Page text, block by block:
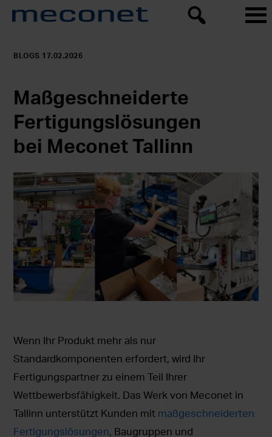
BLOGS 17.02.2026
Maßgeschneiderte
Fertigungslösungen
bei Meconet Tallinn
Wenn Ihr Produkt mehr als nur
Standardkomponenten erfordert, wird Ihr
Fertigungspartner zu einem Teil Ihrer
Wettbewerbsfähigkeit. Das Werk von Meconet in
Tallinn unterstützt Kunden mit maßgeschneiderten
Fertigungslösungen, Baugruppen und